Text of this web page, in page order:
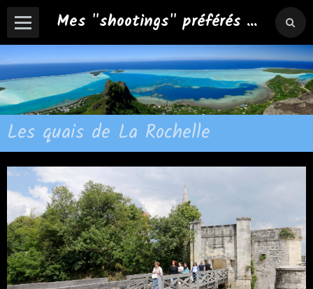
Mes "shootings" préférés ...
Les quais de La Rochelle